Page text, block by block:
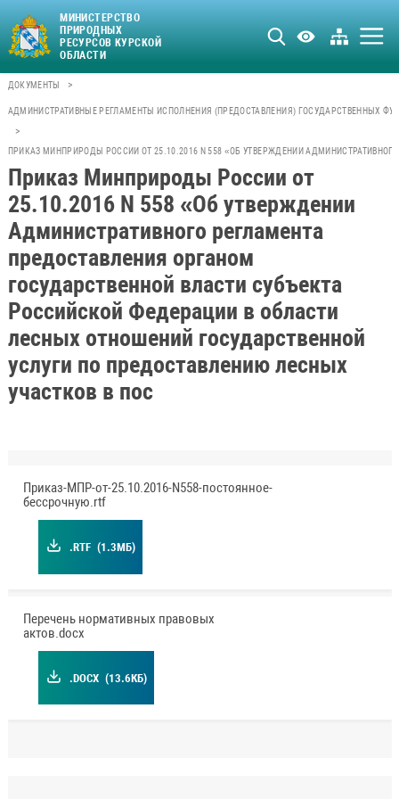
МИНИСТЕРСТВО
ПРИРОДНЫХ
РЕСУРСОВ КУРСКОЙ
ОБЛАСТИ
ДОКУМЕНТЫ >
АДМИНИСТРАТИВНЫЕ РЕГЛАМЕНТЫ ИСПОЛНЕНИЯ (ПРЕДОСТАВЛЕНИЯ) ГОСУДАРСТВЕННЫХ
>
ПРИКАЗ МИНПРИРОДЫ РОССИИ ОТ 25.10.2016 N 558 «ОБ УТВЕРЖДЕНИИ
Приказ Минприроды России от
25.10.2016 N 558 «Об утверждении
Административного регламента
предоставления органом
государственной власти субъекта
Российской Федерации в области
лесных отношений государственной
услуги по предоставлению лесных
участков в пос
Приказ-МПР-от-25.10.2016-N558-постоянное-
бессрочную.rtf
.RTF (1.3МБ)
Перечень нормативных правовых
актов.docx
.DOCX (13.6КБ)